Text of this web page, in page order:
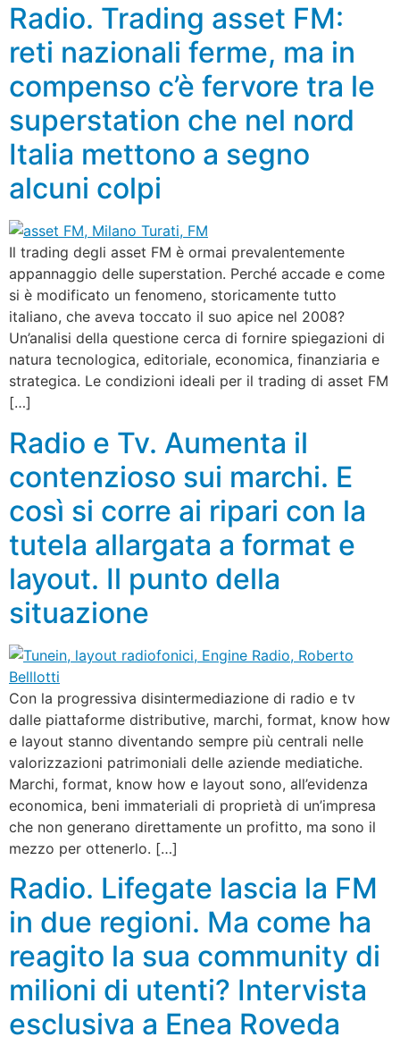
Radio. Trading asset FM:
reti nazionali ferme, ma in
compenso c’è fervore tra le
superstation che nel nord
Italia mettono a segno
alcuni colpi
Il trading degli asset FM è ormai prevalentemente
appannaggio delle superstation. Perché accade e come
si è modificato un fenomeno, storicamente tutto
italiano, che aveva toccato il suo apice nel 2008?
Un’analisi della questione cerca di fornire spiegazioni di
natura tecnologica, editoriale, economica, finanziaria e
strategica. Le condizioni ideali per il trading di asset FM
[…]
Radio e Tv. Aumenta il
contenzioso sui marchi. E
così si corre ai ripari con la
tutela allargata a format e
layout. Il punto della
situazione
Con la progressiva disintermediazione di radio e tv
dalle piattaforme distributive, marchi, format, know how
e layout stanno diventando sempre più centrali nelle
valorizzazioni patrimoniali delle aziende mediatiche.
Marchi, format, know how e layout sono, all’evidenza
economica, beni immateriali di proprietà di un’impresa
che non generano direttamente un profitto, ma sono il
mezzo per ottenerlo. […]
Radio. Lifegate lascia la FM
in due regioni. Ma come ha
reagito la sua community di
milioni di utenti? Intervista
esclusiva a Enea Roveda